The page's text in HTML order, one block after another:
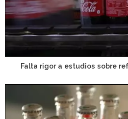
Falta rigor a estudios sobre